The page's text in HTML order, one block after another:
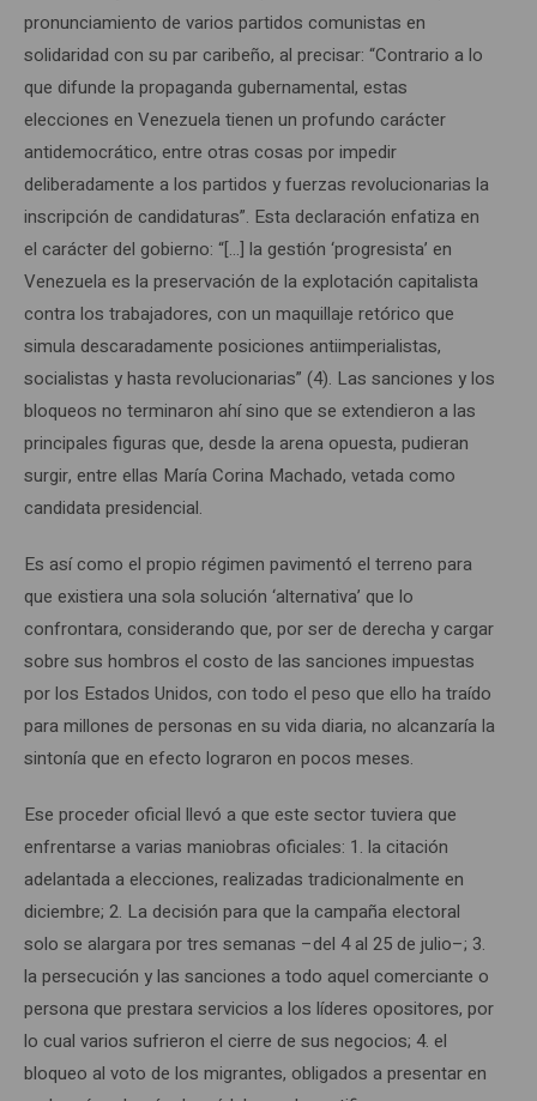
pronunciamiento de varios partidos comunistas en
solidaridad con su par caribeño, al precisar: “Contrario a lo
que difunde la propaganda gubernamental, estas
elecciones en Venezuela tienen un profundo carácter
antidemocrático, entre otras cosas por impedir
deliberadamente a los partidos y fuerzas revolucionarias la
inscripción de candidaturas”. Esta declaración enfatiza en
el carácter del gobierno: “[…] la gestión ‘progresista’ en
Venezuela es la preservación de la explotación capitalista
contra los trabajadores, con un maquillaje retórico que
simula descaradamente posiciones antiimperialistas,
socialistas y hasta revolucionarias” (4). Las sanciones y los
bloqueos no terminaron ahí sino que se extendieron a las
principales figuras que, desde la arena opuesta, pudieran
surgir, entre ellas María Corina Machado, vetada como
candidata presidencial.
Es así como el propio régimen pavimentó el terreno para
que existiera una sola solución ‘alternativa’ que lo
confrontara, considerando que, por ser de derecha y cargar
sobre sus hombros el costo de las sanciones impuestas
por los Estados Unidos, con todo el peso que ello ha traído
para millones de personas en su vida diaria, no alcanzaría la
sintonía que en efecto lograron en pocos meses.
Ese proceder oficial llevó a que este sector tuviera que
enfrentarse a varias maniobras oficiales: 1. la citación
adelantada a elecciones, realizadas tradicionalmente en
diciembre; 2. La decisión para que la campaña electoral
solo se alargara por tres semanas –del 4 al 25 de julio–; 3.
la persecución y las sanciones a todo aquel comerciante o
persona que prestara servicios a los líderes opositores, por
lo cual varios sufrieron el cierre de sus negocios; 4. el
bloqueo al voto de los migrantes, obligados a presentar en